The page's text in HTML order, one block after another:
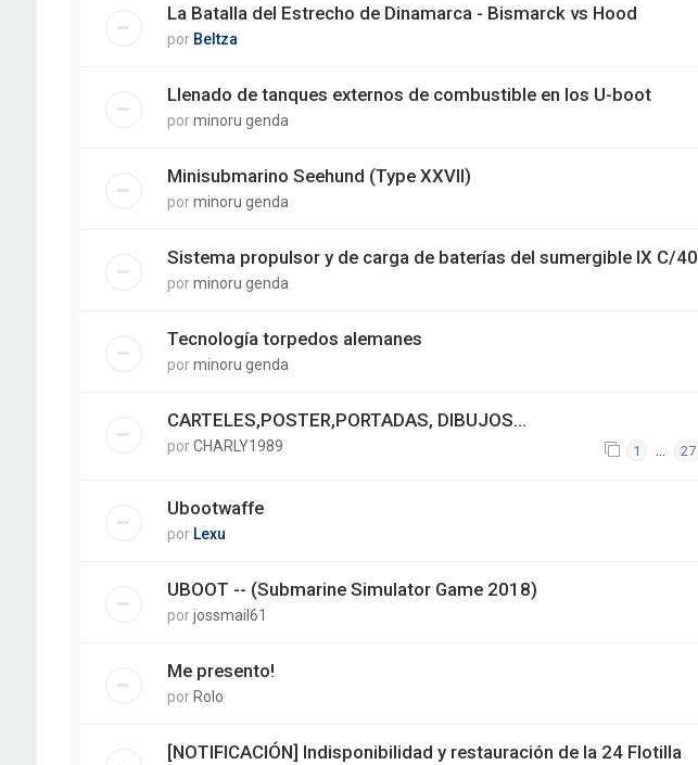
La Batalla del Estrecho de Dinamarca - Bismarck vs Hood
por Beltza
Llenado de tanques externos de combustible en los U-boot
porminoru genda
Minisubmarino Seehund (Type XXVII)
porminoru genda
Sistema propulsor y de carga de baterías del sumergible IX C/40
porminoru genda
Tecnología torpedos alemanes
porminoru genda
CARTELES,POSTER,PORTADAS, DIBUJOS...
porCHARLY1989 1 … 27
Ubootwaffe
por Lexu
UBOOT -- (Submarine Simulator Game 2018)
porjossmail61
Me presento!
por Rolo
[NOTIFICACIÓN] Indisponibilidad y restauración de la 24 Flotilla